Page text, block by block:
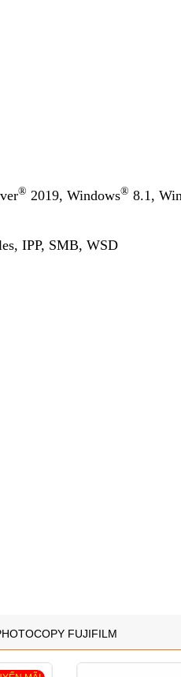
® 2019, Windows® 8.1,
IPP, SMB, WSD
FUJIFILM